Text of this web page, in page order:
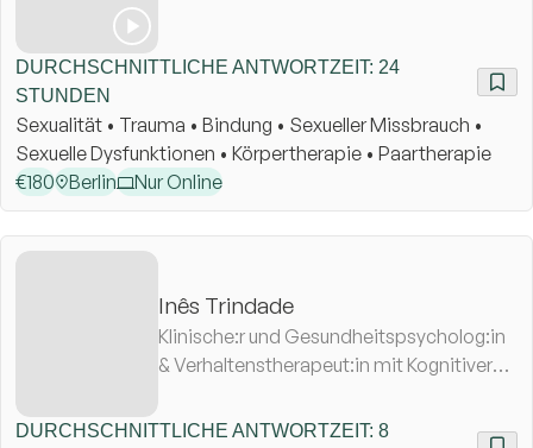
DURCHSCHNITTLICHE ANTWORTZEIT: 24
STUNDEN
Sexualität • Trauma • Bindung • Sexueller Missbrauch •
Sexuelle Dysfunktionen • Körpertherapie • Paartherapie
€180 Berlin Nur Online
Inês Trindade
Klinische:r und Gesundheitspsycholog:in
& Verhaltenstherapeut:in mit Kognitiver
DURCHSCHNITTLICHE ANTWORTZEIT: 8